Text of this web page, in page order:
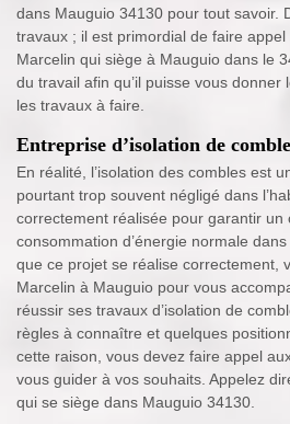
dans Mauguio 34130 pour tout savoir.
travaux ; il est primordial de faire
Marcelin qui siège à Mauguio dans le
du travail afin qu’il puisse vous donner
les travaux à faire.
Entreprise d’isolation de
En réalité, l’isolation des combles est
pourtant trop souvent négligé dans
correctement réalisée pour garantir un
consommation d’énergie normale
que ce projet se réalise correctement,
Marcelin à Mauguio pour vous
réussir ses travaux d’isolation de
règles à connaître et quelques
cette raison, vous devez faire appel
vous guider à vos souhaits. Appelez
qui se siège dans Mauguio 34130.